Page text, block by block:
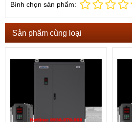
Bình chọn sản phẩm:
Sản phẩm cùng loại